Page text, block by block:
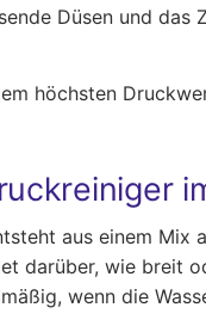
Düsen und das
höchsten
aus einem Mix
darüber, wie breit
wenn die